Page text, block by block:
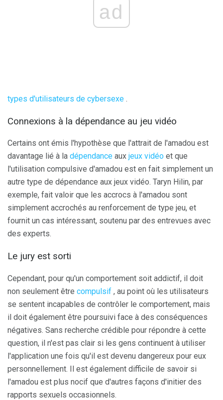
ad
types d'utilisateurs de cybersexe .
Connexions à la dépendance au jeu vidéo
Certains ont émis l'hypothèse que l'attrait de l'amadou est
davantage lié à la dépendance aux jeux vidéo et que
l'utilisation compulsive d'amadou est en fait simplement un
autre type de dépendance aux jeux vidéo. Taryn Hilin, par
exemple, fait valoir que les accrocs à l'amadou sont
simplement accrochés au renforcement de type jeu, et
fournit un cas intéressant, soutenu par des entrevues avec
des experts.
Le jury est sorti
Cependant, pour qu'un comportement soit addictif, il doit
non seulement être compulsif , au point où les utilisateurs
se sentent incapables de contrôler le comportement, mais
il doit également être poursuivi face à des conséquences
négatives. Sans recherche crédible pour répondre à cette
question, il n'est pas clair si les gens continuent à utiliser
l'application une fois qu'il est devenu dangereux pour eux
personnellement. Il est également difficile de savoir si
l'amadou est plus nocif que d'autres façons d'initier des
rapports sexuels occasionnels.